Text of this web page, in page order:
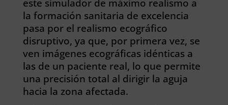
este simulador de máximo realismo a
la formación sanitaria de excelencia
pasa por el realismo ecográfico
disruptivo, ya que, por primera vez, se
ven imágenes ecográficas idénticas a
las de un paciente real, lo que permite
una precisión total al dirigir la aguja
hacia la zona afectada.